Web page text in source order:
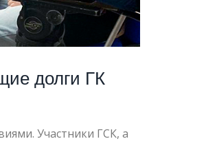
долги ГК
Участники ГСК, а